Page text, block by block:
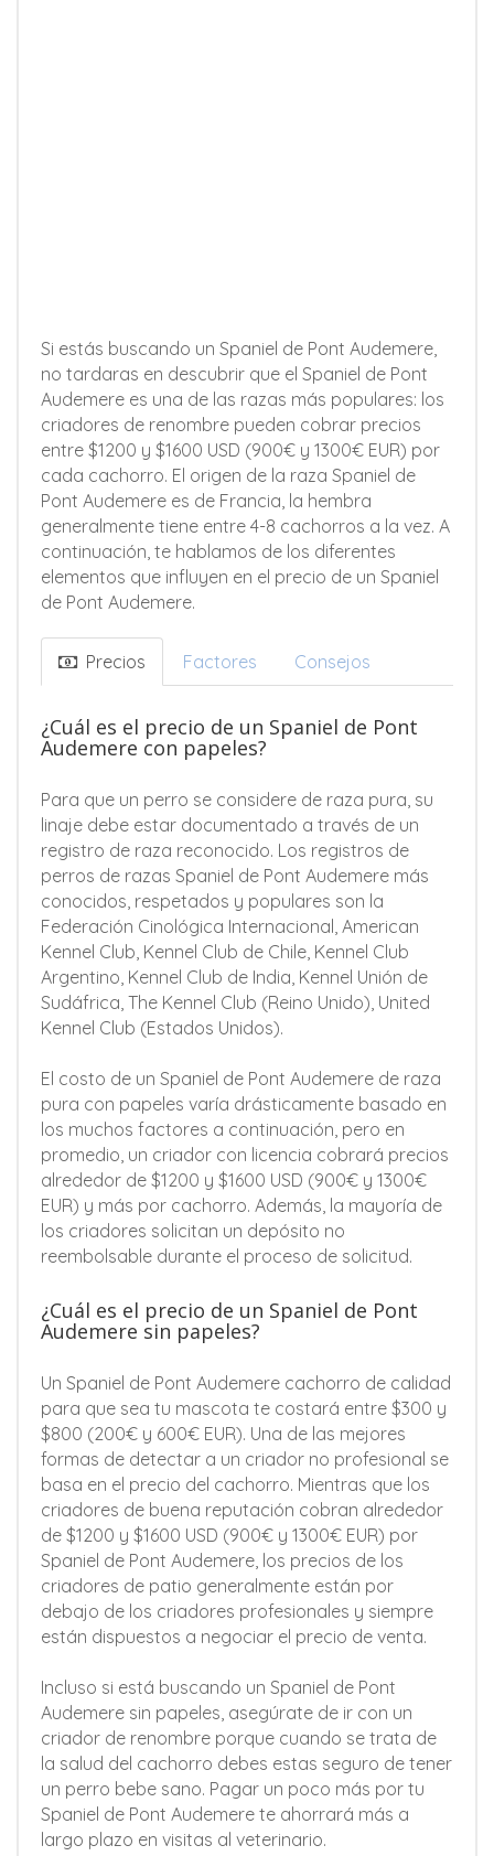
Si estás buscando un Spaniel de Pont Audemere,
no tardaras en descubrir que el Spaniel de Pont
Audemere es una de las razas más populares: los
criadores de renombre pueden cobrar precios
entre $1200 y $1600 USD (900€ y 1300€ EUR) por
cada cachorro. El origen de la raza Spaniel de
Pont Audemere es de Francia, la hembra
generalmente tiene entre 4-8 cachorros a la vez. A
continuación, te hablamos de los diferentes
elementos que influyen en el precio de un Spaniel
de Pont Audemere.
Precios Factores Consejos
¿Cuál es el precio de un Spaniel de Pont
Audemere con papeles?
Para que un perro se considere de raza pura, su
linaje debe estar documentado a través de un
registro de raza reconocido. Los registros de
perros de razas Spaniel de Pont Audemere más
conocidos, respetados y populares son la
Federación Cinológica Internacional, American
Kennel Club, Kennel Club de Chile, Kennel Club
Argentino, Kennel Club de India, Kennel Unión de
Sudáfrica, The Kennel Club (Reino Unido), United
Kennel Club (Estados Unidos).
El costo de un Spaniel de Pont Audemere de raza
pura con papeles varía drásticamente basado en
los muchos factores a continuación, pero en
promedio, un criador con licencia cobrará precios
alrededor de $1200 y $1600 USD (900€ y 1300€
EUR) y más por cachorro. Además, la mayoría de
los criadores solicitan un depósito no
reembolsable durante el proceso de solicitud.
¿Cuál es el precio de un Spaniel de Pont
Audemere sin papeles?
Un Spaniel de Pont Audemere cachorro de calidad
para que sea tu mascota te costará entre $300 y
$800 (200€ y 600€ EUR). Una de las mejores
formas de detectar a un criador no profesional se
basa en el precio del cachorro. Mientras que los
criadores de buena reputación cobran alrededor
de $1200 y $1600 USD (900€ y 1300€ EUR) por
Spaniel de Pont Audemere, los precios de los
criadores de patio generalmente están por
debajo de los criadores profesionales y siempre
están dispuestos a negociar el precio de venta.
Incluso si está buscando un Spaniel de Pont
Audemere sin papeles, asegúrate de ir con un
criador de renombre porque cuando se trata de
la salud del cachorro debes estas seguro de tener
un perro bebe sano. Pagar un poco más por tu
Spaniel de Pont Audemere te ahorrará más a
largo plazo en visitas al veterinario.